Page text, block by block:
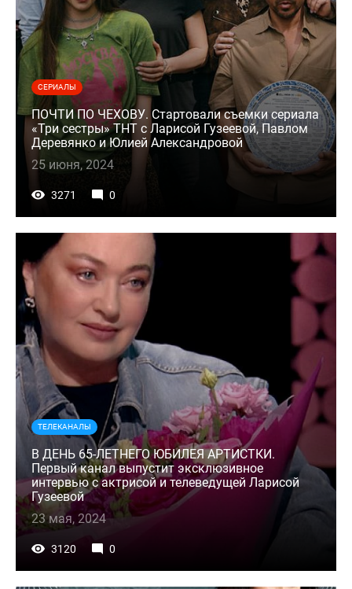
СЕРИАЛЫ
ПОЧТИ ПО ЧЕХОВУ. Стартовали съемки сериала
«Три сестры» ТНТ с Ларисой Гузеевой, Павлом
Деревянко и Юлией Александровой
25 июня, 2024
3271 0
ТЕЛЕКАНАЛЫ
В ДЕНЬ 65-ЛЕТНЕГО ЮБИЛЕЯ АРТИСТКИ.
Первый канал выпустит эксклюзивное
интервью с актрисой и телеведущей Ларисой
Гузеевой
23 мая, 2024
3120 0